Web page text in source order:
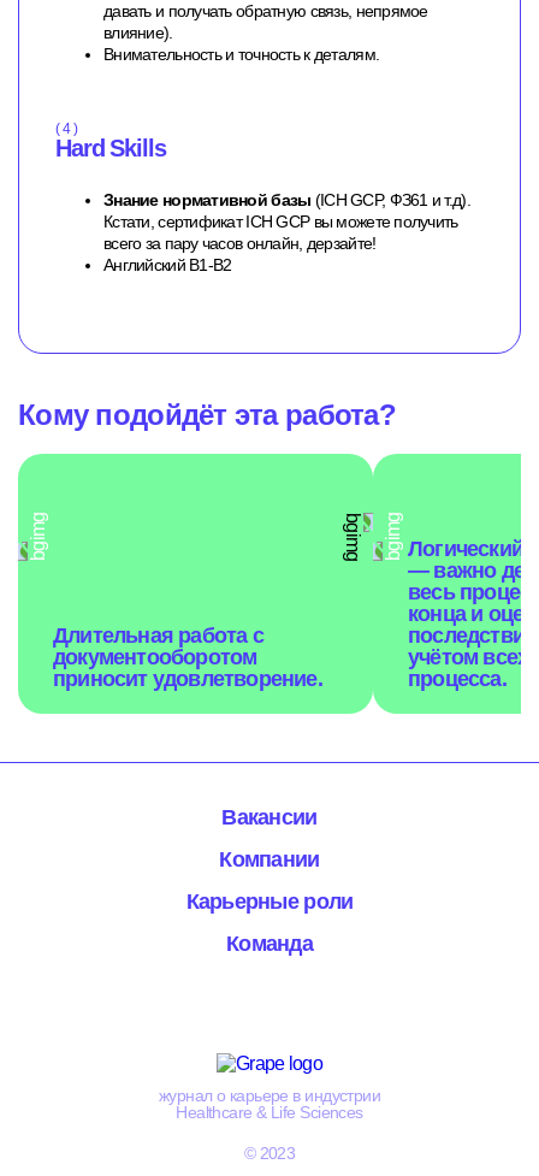
давать и получать обратную связь, непрямое
влияние).
Внимательность и точность к деталям.
( 4 )
Hard Skills
Знание нормативной базы (ICH GCP, ФЗ61 и т.д).
Кстати, сертификат ICH GCP вы можете получить
всего за пару часов онлайн, дерзайте!
Английский B1-B2
Кому подойдёт эта работа?
Длительная работа с
документооборотом
приносит удовлетворение.
Логический
— важно
весь
конца и
учётом всех
процесса.
Вакансии
Компании
Карьерные роли
Команда
журнал о карьере в индустрии
Healthcare & Life Sciences
© 2023